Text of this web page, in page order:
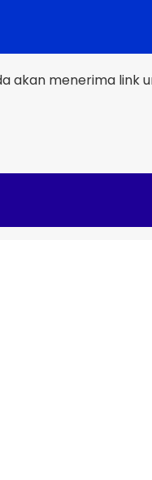
akan menerima link